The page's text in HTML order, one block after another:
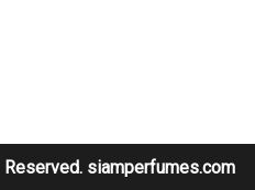
siamperfumes.com